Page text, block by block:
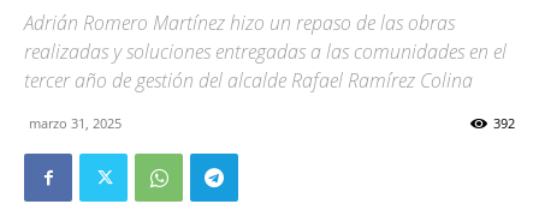
Adrián Romero Martínez hizo un repaso de las obras
realizadas y soluciones entregadas a las comunidades en el
tercer año de gestión del alcalde Rafael Ramírez Colina
marzo 31, 2025 392